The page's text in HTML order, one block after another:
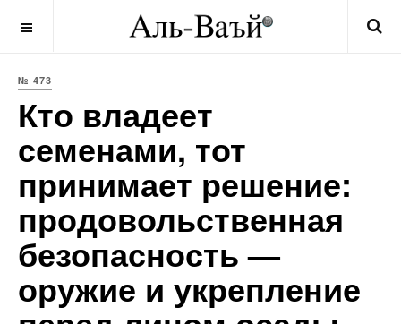
№ 473
Кто владеет
семенами, тот
принимает решение:
продовольственная
безопасность —
оружие и укрепление